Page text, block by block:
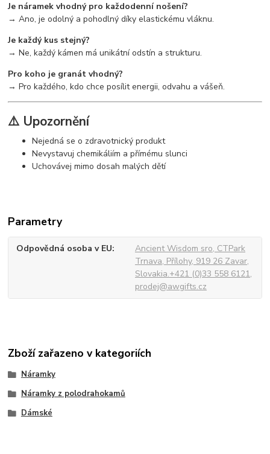
Je náramek vhodný pro každodenní nošení?
→ Ano, je odolný a pohodlný díky elastickému vláknu.
Je každý kus stejný?
→ Ne, každý kámen má unikátní odstín a strukturu.
Pro koho je granát vhodný?
→ Pro každého, kdo chce posílit energii, odvahu a vášeň.
⚠️ Upozornění
Nejedná se o zdravotnický produkt
Nevystavuj chemikáliím a přímému slunci
Uchovávej mimo dosah malých dětí
Parametry
Odpovědná osoba v EU
Ancient Wisdom sro, CTPark
Trnava, Přílohy, 919 26 Zavar,
Slovakia.+421 (0)33 558 6121,
prodej@awgifts.cz
Zboží zařazeno v kategoriích
Náramky
Náramky z polodrahokamů
Dámské